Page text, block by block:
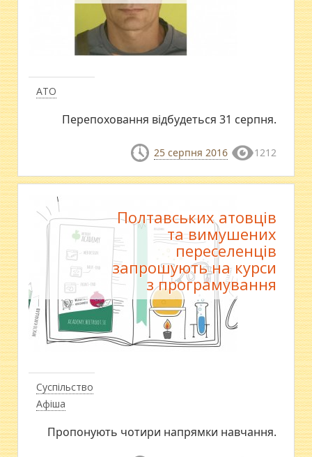
АТО
Перепоховання відбудеться 31 серпня.
25 серпня 2016 1212
Суспільство
Афіша
Полтавських атовців
та вимушених
переселенців
запрошують на курси
з програмування
Пропонують чотири напрямки навчання.